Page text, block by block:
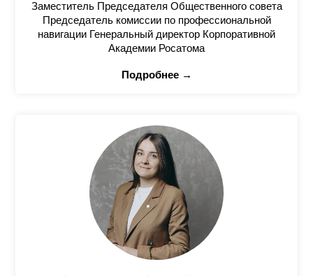
Заместитель Председателя Общественного совета
Председатель комиссии по профессиональной
навигации Генеральный директор Корпоративной
Академии Росатома
Подробнее →